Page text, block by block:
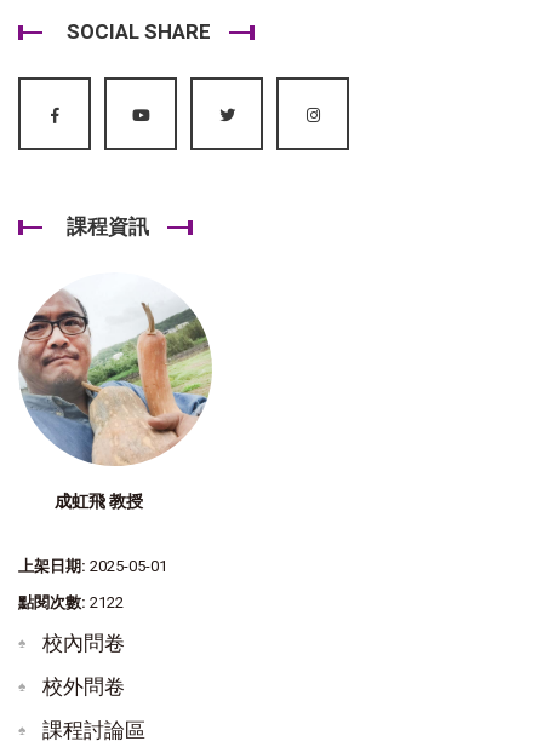
SOCIAL SHARE
課程資訊
成虹飛 教授
上架日期: 2025-05-01
點閱次數: 2122
校內問卷
校外問卷
課程討論區